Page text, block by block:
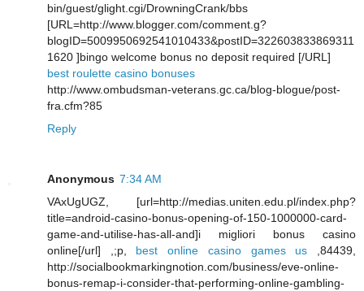
bin/guest/glight.cgi/DrowningCrank/bbs
[URL=http://www.blogger.com/comment.g?
blogID=5009950692541010433&postID=322603833869311
1620 ]bingo welcome bonus no deposit required [/URL]
best roulette casino bonuses
http://www.ombudsman-veterans.gc.ca/blog-blogue/post-
fra.cfm?85
Reply
Anonymous 7:34 AM
VAxUgUGZ, [url=http://medias.uniten.edu.pl/index.php?
title=android-casino-bonus-opening-of-150-1000000-card-
game-and-utilise-has-all-and]i migliori bonus casino
online[/url] ,;p, best online casino games us ,84439,
http://socialbookmarkingnotion.com/business/eve-online-
bonus-remap-i-consider-that-performing-online-gambling-